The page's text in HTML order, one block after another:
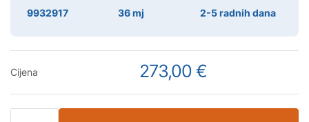
9932917 36 mj 2-5 radnih dana
Cijena 273,00 €